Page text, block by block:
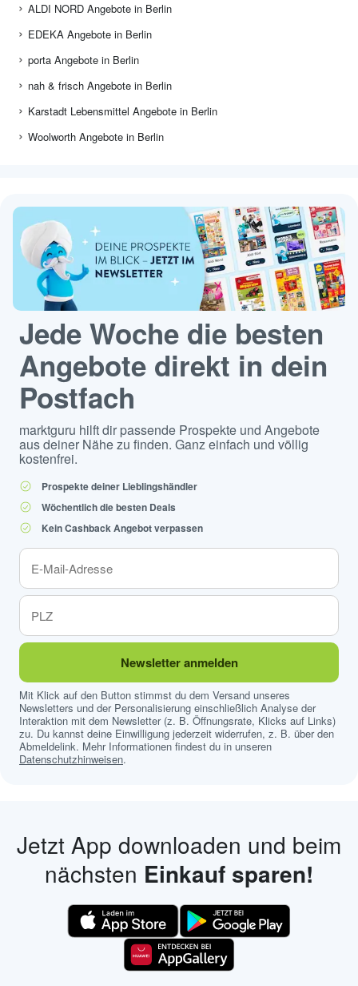
ALDI NORD Angebote in Berlin
EDEKA Angebote in Berlin
porta Angebote in Berlin
nah & frisch Angebote in Berlin
Karstadt Lebensmittel Angebote in Berlin
Woolworth Angebote in Berlin
Jede Woche die besten
Angebote direkt in dein
Postfach
marktguru hilft dir passende Prospekte und Angebote
aus deiner Nähe zu finden. Ganz einfach und völlig
kostenfrei.
Prospekte deiner Lieblingshändler
Wöchentlich die besten Deals
Kein Cashback Angebot verpassen
Newsletter anmelden
Mit Klick auf den Button stimmst du dem Versand unseres
Newsletters und der Personalisierung einschließlich Analyse der
Interaktion mit dem Newsletter (z. B. Öffnungsrate, Klicks auf Links)
zu. Du kannst deine Einwilligung jederzeit widerrufen, z. B. über den
Abmeldelink. Mehr Informationen findest du in unseren
Datenschutzhinweisen.
Jetzt App downloaden und beim
nächsten Einkauf sparen!